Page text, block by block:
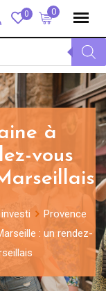
0
0
à
vous
Provence
: un rendez-